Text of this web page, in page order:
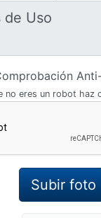
no eres un robot haz